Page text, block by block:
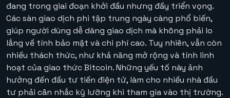
đang trong giai đoạn khởi đầu nhưng đầy triển vọng.
Các sàn giao dịch phi tập trung ngày càng phổ biến,
giúp người dùng dễ dàng giao dịch mà không phải lo
lắng về tính bảo mật và chi phí cao. Tuy nhiên, vẫn còn
nhiều thách thức, như khả năng mở rộng và tính linh
hoạt của giao thức Bitcoin. Những yếu tố này ảnh
hưởng đến đầu tư tiền điện tử, làm cho nhiều nhà đầu
tư phải cân nhắc kỹ lưỡng khi tham gia vào thị trường.